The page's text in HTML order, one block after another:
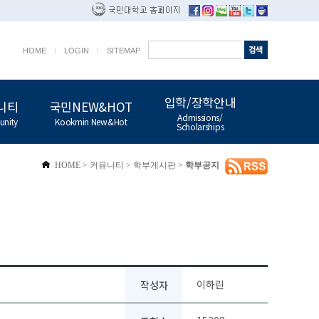
HOME LOGIN SITEMAP
티 국민NEW&HOT
Kookmin New&Hot
입학/장학안내
Admissions/
Scholarships
HOME > 커뮤니티 > 학부게시판 > 학부공지
작성자 이하린